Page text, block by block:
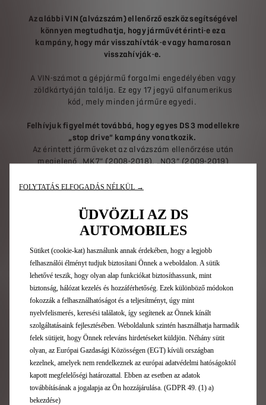
Az alábbi VIN (alvázszám) ellenőrző eszköz segítségével
könnyen megtudhatja, hogy járművét érinti-e ez a
kampány, hogy már visszahívták-e vagy hamarosan
visszahívják-e.
A VIN-számot a gépjármű forgalmi engedélyében vagy
zöldkártyáján találja. Ez egy 17 jegyű alfanumerikus
kód, mely minden járműre egyedi.
Felhívjuk figyelmét továbbá, hogy egyes DS 3 modellekre
„stop drive” kampány vonatkozik.
Az érintett járműveket az alvázszám ellenőrzése után
megjelenő „MK7” (2008-2018), „NQ3” (2009-2019)
a probléma, kérjük, azonnal egyeztessen időpontot
ADJA MEG A JÁRMŰ ALVÁZSZÁMÁT:
Az alvázszám (VIN = "Vehicule Identification
Number") a gépjármű forgalmi engedélyében
található és 17 karakterből áll.
FOLYTATÁS ELFOGADÁS NÉLKÜL →
ÜDVÖZLI AZ DS
AUTOMOBILES
Sütiket (cookie-kat) használunk annak érdekében, hogy a legjobb
felhasználói élményt tudjuk biztosítani Önnek a weboldalon. A sütik
lehetővé teszik, hogy olyan alap funkciókat biztosíthassunk, mint
biztonság, hálózat kezelés és hozzáférhetőség. Ezek különböző módokon
fokozzák a felhasználhatóságot és a teljesítményt, úgy mint
nyelvfelismerés, keresési találatok, így segítenek az Önnek kínált
szolgáltatásaink fejlesztésében. Weboldalunk szintén használhatja harmadik
felek sütijeit, hogy Önnek releváns hirdetéseket küldjön. Néhány sütit
olyan, az Európai Gazdasági Közösségen (EGT) kívüli országban
kezelnek, amelyek nem rendelkeznek az európai adatvédelmi hatóságoktól
kapott megfelelőségi határozattal. Ebben az esetben az adatok
továbbításának a jogalapja az Ön hozzájárulása. (GDPR 49. (1) a)
bekezdése)